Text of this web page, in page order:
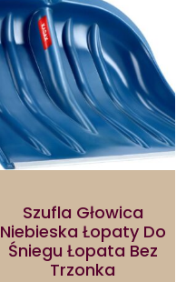
Szufla Głowica
Niebieska Łopaty Do
Śniegu Łopata Bez
Trzonka